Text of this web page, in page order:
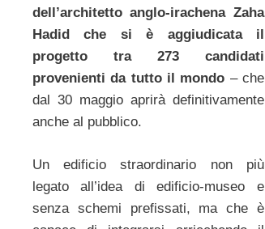
dell’architetto anglo-irachena Zaha
Hadid che si è aggiudicata il
progetto tra 273 candidati
provenienti da tutto il mondo – che
dal 30 maggio aprirà definitivamente
anche al pubblico.
Un edificio straordinario non più
legato all’idea di edificio-museo e
senza schemi prefissati, ma che è